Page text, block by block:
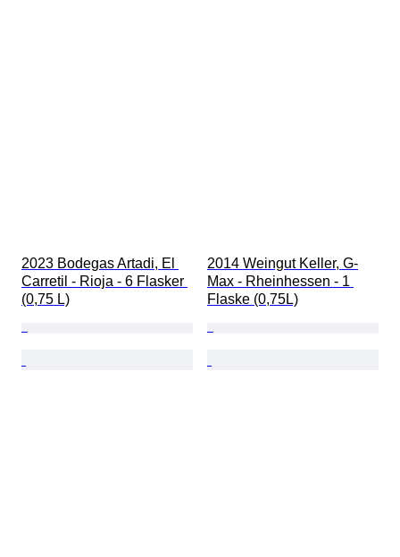
2023 Bodegas Artadi, El
Carretil - Rioja - 6 Flasker
(0,75 L)
2014 Weingut Keller, G-
Max - Rheinhessen - 1
Flaske (0,75L)